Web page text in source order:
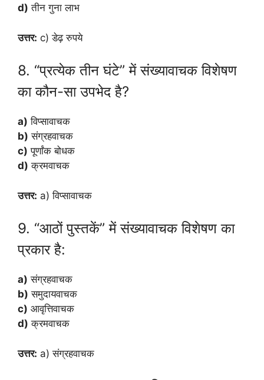
d) तीन गुना लाभ
उत्तर: c) डेढ़ रुपये
8. “प्रत्येक तीन घंटे” में संख्यावाचक विशेषण
का कौन-सा उपभेद है?
a) विप्सावाचक
b) संग्रहवाचक
c) पूर्णांक बोधक
d) क्रमवाचक
उत्तर: a) विप्सावाचक
9. “आठों पुस्तकें” में संख्यावाचक विशेषण का
प्रकार है:
a) संग्रहवाचक
b) समुदायवाचक
c) आवृत्तिवाचक
d) क्रमवाचक
उत्तर: a) संग्रहवाचक